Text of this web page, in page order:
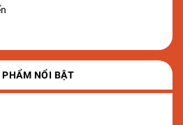
PHẨM NỔI BẬT